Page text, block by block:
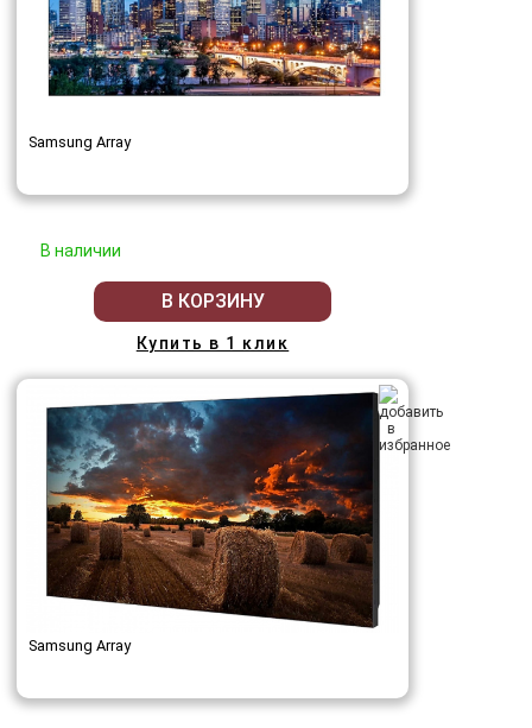
Samsung Array
В наличии
В КОРЗИНУ
Купить в 1 клик
Samsung Array